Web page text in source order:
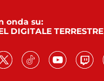
onda su:
DIGITALE TERRESTRE